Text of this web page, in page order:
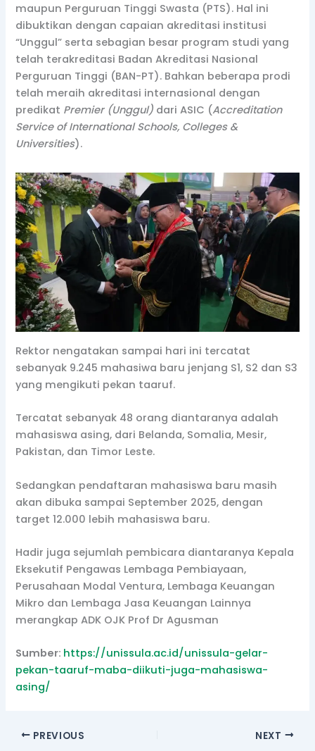
maupun Perguruan Tinggi Swasta (PTS). Hal ini
dibuktikan dengan capaian akreditasi institusi
“Unggul” serta sebagian besar program studi yang
telah terakreditasi Badan Akreditasi Nasional
Perguruan Tinggi (BAN-PT). Bahkan beberapa prodi
telah meraih akreditasi internasional dengan
predikat Premier (Unggul) dari ASIC (Accreditation
Service of International Schools, Colleges &
Universities).
Rektor nengatakan sampai hari ini tercatat
sebanyak 9.245 mahasiwa baru jenjang S1, S2 dan S3
yang mengikuti pekan taaruf.
Tercatat sebanyak 48 orang diantaranya adalah
mahasiswa asing, dari Belanda, Somalia, Mesir,
Pakistan, dan Timor Leste.
Sedangkan pendaftaran mahasiswa baru masih
akan dibuka sampai September 2025, dengan
target 12.000 lebih mahasiswa baru.
Hadir juga sejumlah pembicara diantaranya Kepala
Eksekutif Pengawas Lembaga Pembiayaan,
Perusahaan Modal Ventura, Lembaga Keuangan
Mikro dan Lembaga Jasa Keuangan Lainnya
merangkap ADK OJK Prof Dr Agusman
Sumber: https://unissula.ac.id/unissula-gelar-
pekan-taaruf-maba-diikuti-juga-mahasiswa-
asing/
PREVIOUS NEXT